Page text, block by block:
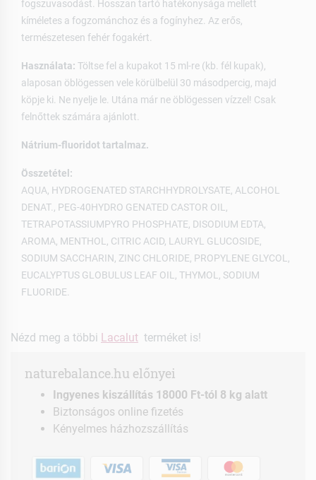
fogszuvasodást. Hosszan tartó hatékonysága mellett
kíméletes a fogzománchoz és a fogínyhez. Az erős,
természetesen fehér fogakért.
Használata: Töltse fel a kupakot 15 ml-re (kb. fél kupak),
alaposan öblögessen vele körülbelül 30 másodpercig, majd
köpje ki. Ne nyelje le. Utána már ne öblögessen vízzel! Csak
felnőttek számára ajánlott.
Nátrium-fluoridot tartalmaz.
Összetétel:
AQUA, HYDROGENATED STARCHHYDROLYSATE, ALCOHOL
DENAT., PEG-40HYDRO GENATED CASTOR OIL,
TETRAPOTASSIUMPYRO PHOSPHATE, DISODIUM EDTA,
AROMA, MENTHOL, CITRIC ACID, LAURYL GLUCOSIDE,
SODIUM SACCHARIN, ZINC CHLORIDE, PROPYLENE GLYCOL,
EUCALYPTUS GLOBULUS LEAF OIL, THYMOL, SODIUM
FLUORIDE.
Nézd meg a többi Lacalut terméket is!
naturebalance.hu előnyei
Ingyenes kiszállítás 18000 Ft-tól 8 kg alatt
Biztonságos online fizetés
Kényelmes házhozszállítás